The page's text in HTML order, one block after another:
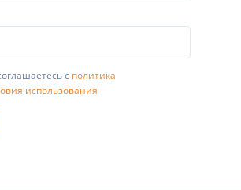
с политика
использования